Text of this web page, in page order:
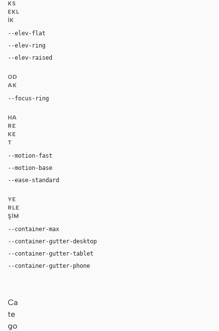
KS
EKL
IK
--elev-flat
--elev-ring
--elev-raised
OD
AK
--focus-ring
HA
RE
KE
T
--motion-fast
--motion-base
--ease-standard
YE
RLE
ŞIM
--container-max
--container-gutter-desktop
--container-gutter-tablet
--container-gutter-phone
Ca
te
go